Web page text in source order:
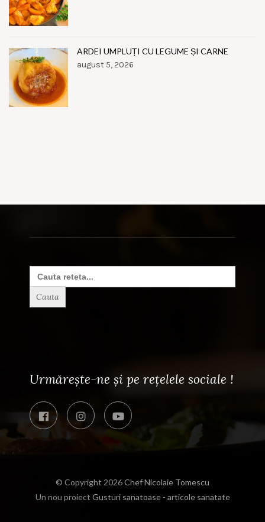
ARDEI UMPLUȚI CU LEGUME ȘI CARNE
august 5, 2026
Search
for:
Urmărește-ne și pe rețelele sociale !
© Copyright 2026Chef Nicolaie Tomescu
Un nou proiect Gusturi sanatoase - articole sanatate